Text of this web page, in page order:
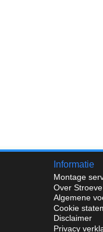
Informatie
Montage
Over
Algemene
Cookie
Disclaimer
Privacy